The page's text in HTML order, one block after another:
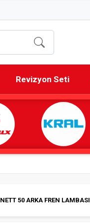
Revizyon Seti
NETT 50 ARKA FREN LAMBASI